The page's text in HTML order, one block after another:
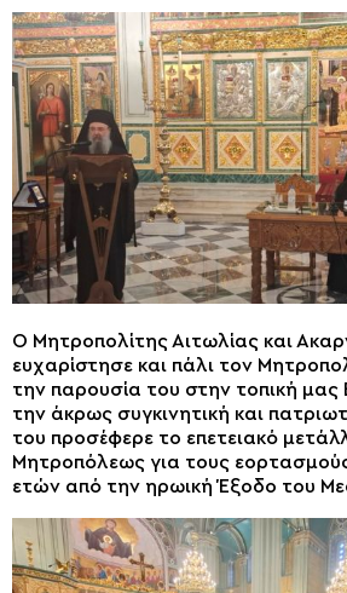
Ο Μητροπολίτης Αιτωλίας και
ευχαρίστησε και πάλι τον
την παρουσία του στην τοπική μας
την άκρως συγκινητική και
του προσέφερε το επετειακό
Μητροπόλεως για τους
ετών από την ηρωική Έξοδο του